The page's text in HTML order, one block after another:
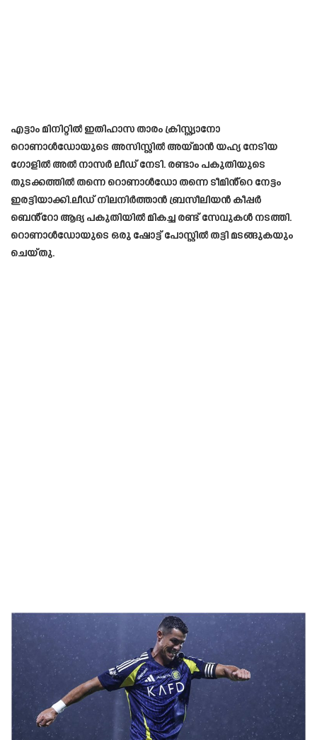
എട്ടാം മിനിറ്റിൽ ഇതിഹാസ താരം ക്രിസ്റ്റ്യാനോ
റൊണാൾഡോയുടെ അസിസ്റ്റിൽ അയ്മാൻ യഹ്യ നേടിയ
ഗോളിൽ അൽ നാസർ ലീഡ് നേടി. രണ്ടാം പകുതിയുടെ
തുടക്കത്തിൽ തന്നെ റൊണാൾഡോ തന്നെ ടീമിൻ്റെ നേട്ടം
ഇരട്ടിയാക്കി.ലീഡ് നിലനിർത്താൻ ബ്രസീലിയൻ കീപ്പർ
ബെൻ്റോ ആദ്യ പകുതിയിൽ മികച്ച രണ്ട് സേവുകൾ നടത്തി.
റൊണാൾഡോയുടെ ഒരു ഷോട്ട് പോസ്റ്റിൽ തട്ടി മടങ്ങുകയും
ചെയ്തു.